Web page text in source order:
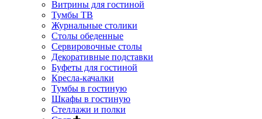
Витрины для гостиной
Тумбы ТВ
Журнальные столики
Столы обеденные
Сервировочные столы
Декоративные подставки
Буфеты для гостиной
Кресла-качалки
Тумбы в гостиную
Шкафы в гостиную
Стеллажи и полки